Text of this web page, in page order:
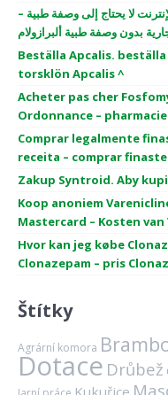
لا يحتاج إلى وصفة طبية –
Beställa Apcalis.
torsklön Apcalis ^
Acheter pas cher
Ordonnance –
Comprar legalmente
receita – comprar
Zakup Syntroid. Aby
Koop anoniem
Mastercard – Kosten van
Hvor kan jeg købe
Clonazepam – pris
Štítky
Agrární komora
Dotace Drůbež